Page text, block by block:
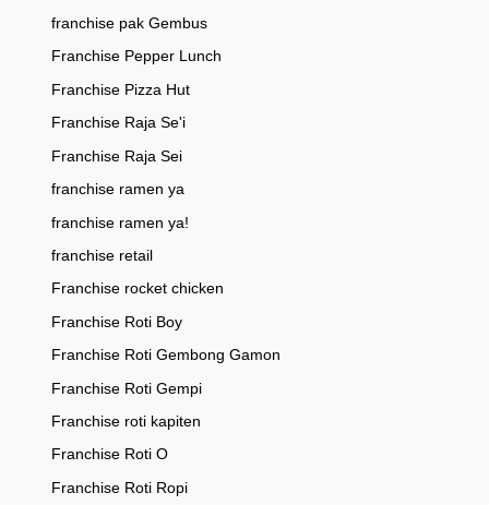
franchise pak Gembus
Franchise Pepper Lunch
Franchise Pizza Hut
Franchise Raja Se'i
Franchise Raja Sei
franchise ramen ya
franchise ramen ya!
franchise retail
Franchise rocket chicken
Franchise Roti Boy
Franchise Roti Gembong Gamon
Franchise Roti Gempi
Franchise roti kapiten
Franchise Roti O
Franchise Roti Ropi